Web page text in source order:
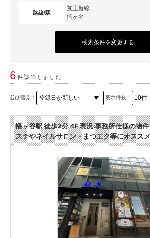
路線/駅
京王新線
幡ヶ谷
検索条件を変更する
6件該当しました
並び替え： 表示件数：
幡ヶ谷駅 徒歩2分 4F 現況:事務所仕様の物
ステやネイルサロン・まつエク等にオスス